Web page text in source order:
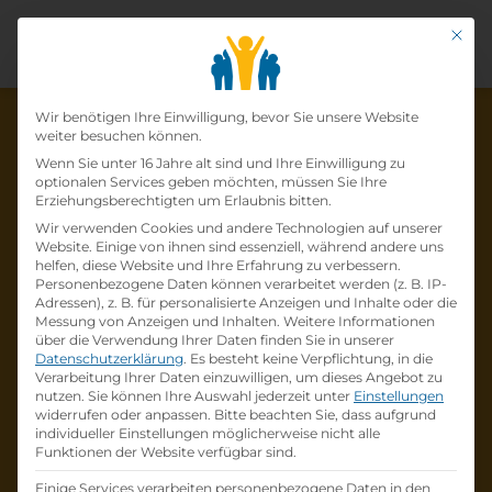
Die Lehrstelle wurde schon
besetzt!
Die LehrstelleAusbildung (w/m/d)
Büro/Kundenservice 2022beiHORNBACH
Baumarkt GmbHist schonbesetzt.
Firmenprofil besuchen
Andere Lehrstelle suchen
Mit
Datenschutz-
Wir benötigen Ihre Einwilligung, bevor Sie unsere Website
weiter besuchen können.
Wenn Sie unter 16 Jahre alt sind und Ihre Einwilligung zu
optionalen Services geben möchten, müssen Sie Ihre
Erziehungsberechtigten um Erlaubnis bitten.
Wir verwenden Cookies und andere Technologien auf unserer
Website. Einige von ihnen sind essenziell, während andere uns
helfen, diese Website und Ihre Erfahrung zu verbessern.
Personenbezogene Daten können verarbeitet werden (z. B. IP-
Adressen), z. B. für personalisierte Anzeigen und Inhalte oder die
Messung von Anzeigen und Inhalten. Weitere Informationen
über die Verwendung Ihrer Daten finden Sie in unserer
Datenschutzerklärung. Es besteht keine Verpflichtung, in die
Verarbeitung Ihrer Daten einzuwilligen, um dieses Angebot zu
nutzen. Sie können Ihre Auswahl jederzeit unter Einstellungen
widerrufen oder anpassen. Bitte beachten Sie, dass aufgrund
individueller Einstellungen möglicherweise nicht alle
Funktionen der Website verfügbar sind.
Einige Services verarbeiten personenbezogene Daten in den